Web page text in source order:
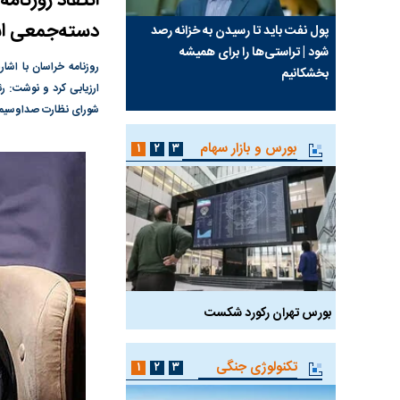
دسته‌جمعی
روزنامه خراسان با
ارزیابی کرد و نوشت:
شورای نظارت
پول نفت باید تا رسیدن به خزانه رصد
شود | تراستی‌ها را برای همیشه
بخشکانیم
چرا رویای آمریکایی
واشنگتن را زمین زد
بورس و بازار سهام
بورس تهران رکورد شکست سیگنال مثبت
۱ ۲ ۳
تکنولوژی جنگی ۱ ۲ ۳